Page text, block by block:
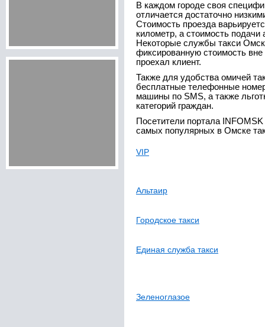
В каждом городе своя
отличается достаточно
Стоимость проезда
километр, а стоимость
Некоторые службы такси
фиксированную стоимость вне
проехал клиент.
Также для удобства омичей
бесплатные телефонные
машины по SMS, а также
категорий граждан.
Посетители портала
самых популярных в Омске
VIP
Альтаир
Городское такси
Единая служба такси
Зеленоглазое